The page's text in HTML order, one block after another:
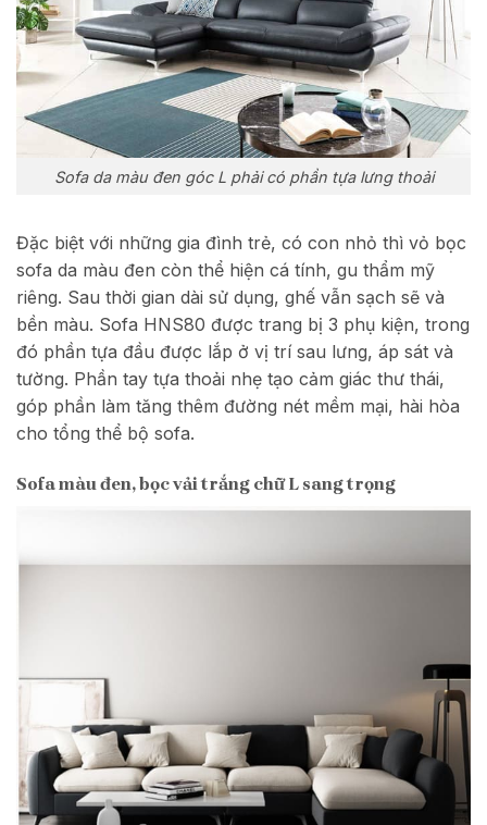
Sofa da màu đen góc L phải có phần tựa lưng thoải
Đặc biệt với những gia đình trẻ, có con nhỏ thì vỏ bọc
sofa da màu đen còn thể hiện cá tính, gu thẩm mỹ
riêng. Sau thời gian dài sử dụng, ghế vẫn sạch sẽ và
bền màu. Sofa HNS80 được trang bị 3 phụ kiện, trong
đó phần tựa đầu được lắp ở vị trí sau lưng, áp sát và
tường. Phần tay tựa thoải nhẹ tạo cảm giác thư thái,
góp phần làm tăng thêm đường nét mềm mại, hài hòa
cho tổng thể bộ sofa.
Sofa màu đen, bọc vải trắng chữ L sang trọng